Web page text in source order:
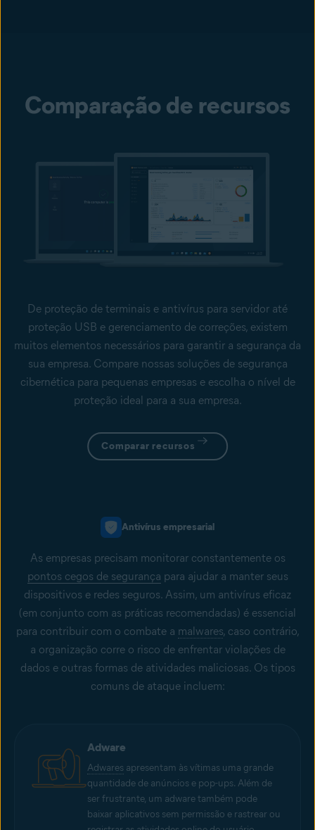
Comparação de recursos
De proteção de terminais e antivírus para servidor até
proteção USB e gerenciamento de correções, existem
muitos elementos necessários para garantir a segurança da
sua empresa. Compare nossas soluções de segurança
cibernética para pequenas empresas e escolha o nível de
proteção ideal para a sua empresa.
Comparar recursos
Antivírus empresarial
As empresas precisam monitorar constantemente os
pontos cegos de segurança para ajudar a manter seus
dispositivos e redes seguros. Assim, um antivírus eficaz
(em conjunto com as práticas recomendadas) é essencial
para contribuir com o combate a malwares, caso contrário,
a organização corre o risco de enfrentar violações de
dados e outras formas de atividades maliciosas. Os tipos
comuns de ataque incluem:
Adware
Adwares apresentam às vítimas uma grande
quantidade de anúncios e pop-ups. Além de
ser frustrante, um adware também pode
baixar aplicativos sem permissão e rastrear ou